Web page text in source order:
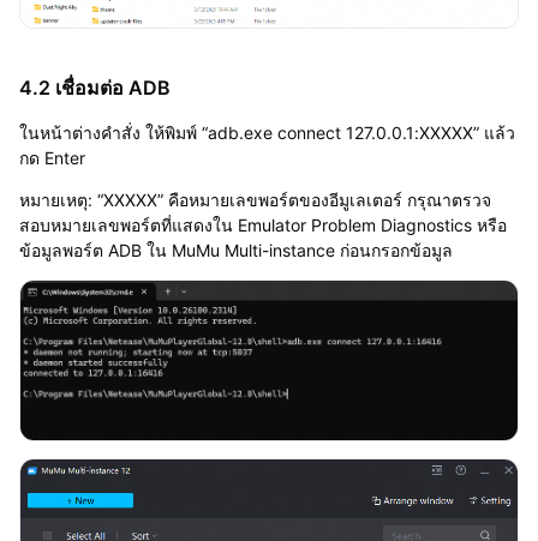
4.2 เชื่อมต่อ ADB
ในหน้าต่างคำสั่ง ให้พิมพ์ “adb.exe connect 127.0.0.1:XXXXX” แล้ว
กด Enter
หมายเหตุ: “XXXXX” คือหมายเลขพอร์ตของอีมูเลเตอร์ กรุณาตรวจ
สอบหมายเลขพอร์ตที่แสดงใน Emulator Problem Diagnostics หรือ
ข้อมูลพอร์ต ADB ใน MuMu Multi-instance ก่อนกรอกข้อมูล